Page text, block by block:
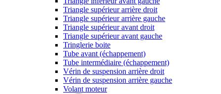
Triangle supérieur arrière droit
Triangle supérieur arrière gauche
Triangle supérieur avant droit
Triangle supérieur avant gauche
Tringlerie boite
Tube avant (échappement)
Tube intermédiaire (échappement)
Vérin de suspension arrière droit
Vérin de suspension arrière gauche
Volant moteur